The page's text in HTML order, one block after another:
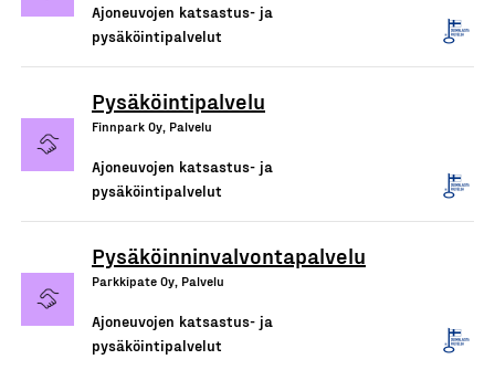
Ajoneuvojen katsastus- ja
pysäköintipalvelut
Pysäköintipalvelu
Finnpark Oy, Palvelu
Ajoneuvojen katsastus- ja
pysäköintipalvelut
Pysäköinninvalvontapalvelu
Parkkipate Oy, Palvelu
Ajoneuvojen katsastus- ja
pysäköintipalvelut